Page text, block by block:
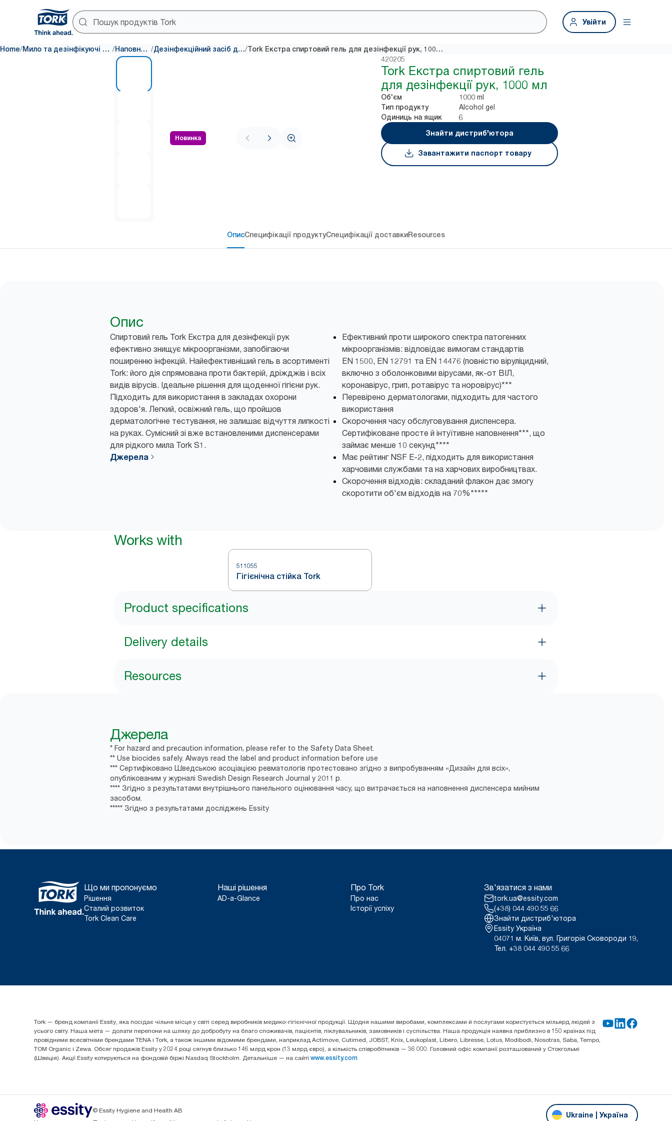
Увійти
Home/ Мило та дезінфікуючі засоби / Наповнення / Дезінфекційний засіб для рук/ Tork Екстра спиртовий гель для дезінфекції рук, 1000 мл
Новинка
1 of 5
420205
Tork Екстра спиртовий гель
для дезінфекції рук, 1000 мл
Об'єм 1000 ml
Тип продукту Alcohol gel
Одиниць на ящик
6
Знайти дистриб'ютора
Завантажити паспорт товару
ОписСпецифікації продуктуСпецифікації доставкиResources
Опис
Спиртовий гель Tork Екстра для дезінфекції рук
ефективно знищує мікроорганізми, запобігаючи
поширенню інфекцій. Найефективніший гель в асортименті
Tork: його дія спрямована проти бактерій, дріжджів і всіх
видів вірусів. Ідеальне рішення для щоденної гігієни рук.
Підходить для використання в закладах охорони
здоров'я. Легкий, освіжний гель, що пройшов
дерматологічне тестування, не залишає відчуття липкості
на руках. Сумісний зі вже встановленими диспенсерами
для рідкого мила Tork S1.
Джерела
Ефективний проти широкого спектра патогенних
мікроорганізмів: відповідає вимогам стандартів
EN 1500, EN 12791 та EN 14476 (повністю віруліцидний,
включно з оболонковими вірусами, як-от ВІЛ,
коронавірус, грип, ротавірус та норовірус)***
Перевірено дерматологами, підходить для частого
використання
Скорочення часу обслуговування диспенсера.
Сертифіковане просте й інтуїтивне наповнення***, що
займає менше 10 секунд****
Має рейтинг NSF E-2, підходить для використання
харчовими службами та на харчових виробництвах.
Скорочення відходів: складаний флакон дає змогу
скоротити об'єм відходів на 70%​*****
Works with
511055
Гігієнічна стійка Tork
Product specifications
Delivery details
Resources
Джерела
* For hazard and precaution information, please refer to the Safety Data Sheet.
** Use biocides safely. Always read the label and product information before use
*** Сертифіковано Шведською асоціацією ревматологів протестовано згідно з випробуванням «Дизайн для всіх»,
опублікованим у журналі Swedish Design Research Journal у 2011 р.
**** Згідно з результатами внутрішнього панельного оцінювання часу, що витрачається на наповнення диспенсера мийним
засобом.
***** Згідно з результатами досліджень Essity
Що ми пропонуємо
Рішення
Сталий розвиток
Tork Clean Care
Наші рішення
AD-a-Glance
Про Tork
Про нас
Історії успіху
Зв'язатися з нами
tork.ua@essity.com
(+38) 044 490 55 66
Знайти дистриб'ютора
Essity Україна
04071 м. Київ, вул. Григорія Сковороди 19,
Тел. +38 044 490 55 66
Tork — бренд компанії Essity, яка посідає чільне місце у світі серед виробників медико-гігієнічної продукції. Щодня нашими виробами, комплексами й послугами користується мільярд людей з
усього світу. Наша мета — долати перепони на шляху до добробуту на благо споживачів, пацієнтів, піклувальників, замовників і суспільства. Наша продукція наявна приблизно в 150 країнах під
провідними всесвітніми брендами TENA і Tork, а також іншими відомими брендами, наприклад Actimove, Cutimed, JOBST, Knix, Leukoplast, Libero, Libresse, Lotus, Modibodi, Nosotras, Saba, Tempo,
TOM Organic і Zewa. Обсяг продажів Essity у 2024 році сягнув близько 146 млрд крон (13 млрд євро), а кількість співробітників — 36 000. Головний офіс компанії розташований у Стокгольмі
(Швеція). Акції Essity котируються на фондовій біржі Nasdaq Stockholm. Детальніше — на сайті www.essity.com
© Essity Hygiene and Health AB
Ukraine | Україна